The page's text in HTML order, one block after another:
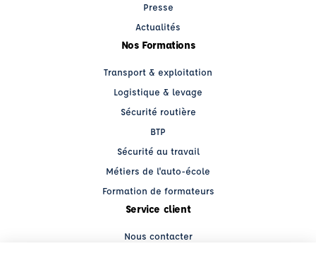
Presse
Actualités
Nos Formations
Transport & exploitation
Logistique & levage
Sécurité routière
BTP
Sécurité au travail
Métiers de l'auto-école
Formation de formateurs
Service client
Nous contacter